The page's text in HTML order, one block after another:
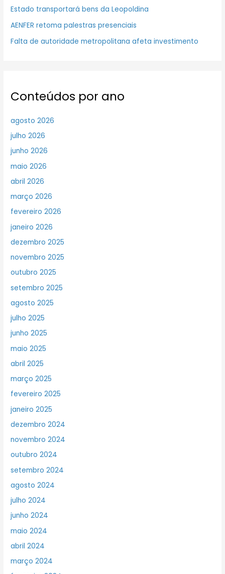
Estado transportará bens da Leopoldina
AENFER retoma palestras presenciais
Falta de autoridade metropolitana afeta investimento
Conteúdos por ano
agosto 2026
julho 2026
junho 2026
maio 2026
abril 2026
março 2026
fevereiro 2026
janeiro 2026
dezembro 2025
novembro 2025
outubro 2025
setembro 2025
agosto 2025
julho 2025
junho 2025
maio 2025
abril 2025
março 2025
fevereiro 2025
janeiro 2025
dezembro 2024
novembro 2024
outubro 2024
setembro 2024
agosto 2024
julho 2024
junho 2024
maio 2024
abril 2024
março 2024